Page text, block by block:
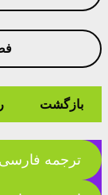
بازگشت
ترجمه